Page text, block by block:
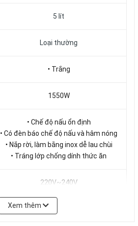
5 lít
Loại thường
• Trắng
1550W
• Chế độ nấu ổn định
• Có đèn báo chế độ nấu và hâm nóng
• Nắp rời, làm bằng inox dễ lau chùi
• Tráng lớp chống dính thức ăn
220V~240V
Xem thêm